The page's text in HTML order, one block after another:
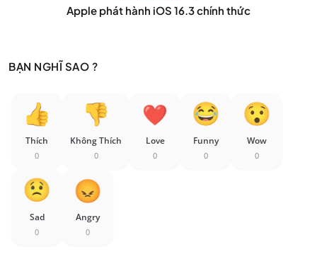
Apple phát hành iOS 16.3 chính thức
BẠN NGHĨ SAO ?
Thích
0
Không Thích
0
Love
0
Funny
0
Wow
0
Sad
0
Angry
0